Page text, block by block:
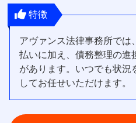
特徴
アヴァンス法律事務所では
払いに加え、債務整理の進
があります。いつでも状況
してお任せいただけます。